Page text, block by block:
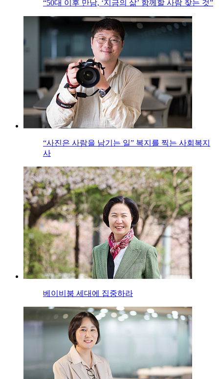
“50대 이후 만남, ‘지금의 삶’ 함께할 사람 찾는 것”
“사진은 사람을 남기는 일” 복지를 찍는 사회복지
사
베이비붐 세대에 집중하라